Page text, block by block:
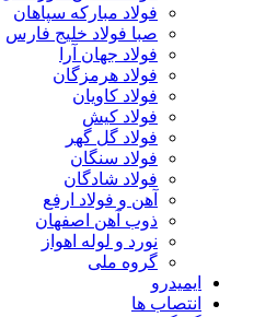
فولاد مبارکه سپاهان
صبا فولاد خلیج فارس
فولاد جهان آرا
فولاد هرمزگان
فولاد کاویان
فولاد کیش
فولاد گل گهر
فولاد سنگان
فولاد شادگان
آهن و فولاد ارفع
ذوب آهن اصفهان
نورد و لوله اهواز
گروه ملی
ایمیدرو
انتصاب ها